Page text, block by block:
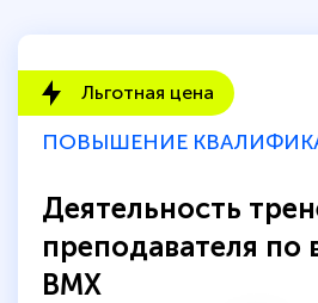
Льготная цена
ПОВЫШЕНИЕ
Деятельность
преподавателя по
BMX